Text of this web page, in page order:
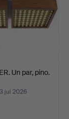
Un par, pino.
jul 2026